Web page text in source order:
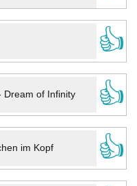
👍
Dream of Infinity
👍
im Kopf
👍